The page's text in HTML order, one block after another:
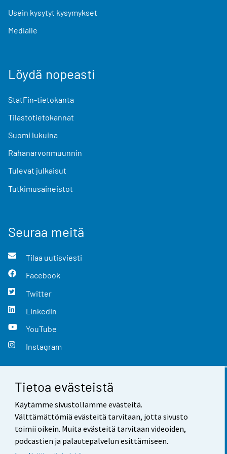
Tietoa evästeistä
Käytämme sivustollamme evästeitä.
Välttämättömiä evästeitä tarvitaan, jotta sivusto
toimii oikein. Muita evästeitä tarvitaan videoiden,
podcastien ja palautepalvelun esittämiseen.
Usein kysytyt kysymykset
Medialle
Löydä nopeasti
StatFin-tietokanta
Tilastotietokannat
Suomi lukuina
Rahanarvonmuunnin
Tulevat julkaisut
Tutkimusaineistot
Seuraa meitä
Tilaa uutisviesti
Facebook
Twitter
LinkedIn
YouTube
Instagram
Yhteystiedot
Palaute
Käyttöehdot